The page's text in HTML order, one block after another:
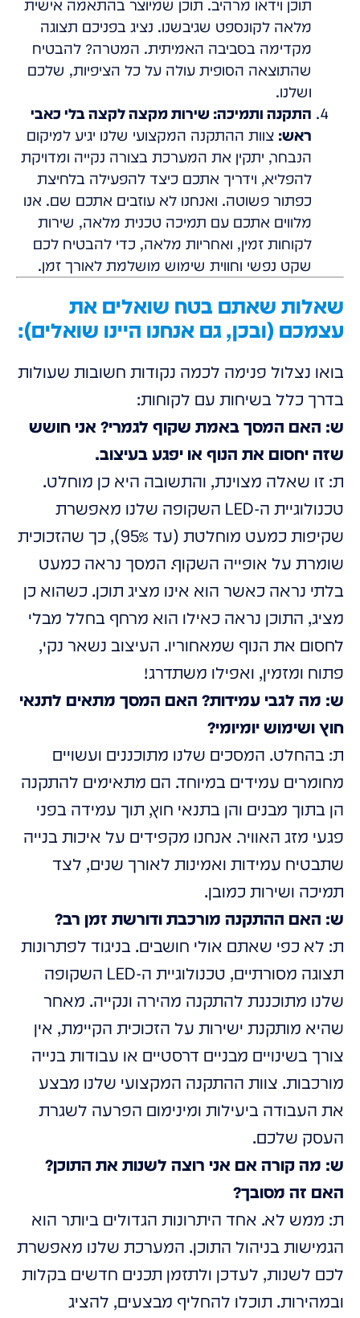
תוכן וידאו מרהיב. תוכן שמיוצר בהתאמה אישית
מלאה לקונספט שגיבשנו. נציג בפניכם תצוגה
מקדימה בסביבה האמיתית. המטרה? להבטיח
שהתוצאה הסופית עולה על כל הציפיות, שלכם
ושלנו.
התקנה ותמיכה: שירות מקצה לקצה בלי כאבי
ראש: צוות ההתקנה המקצועי שלנו יגיע למיקום
הנבחר, יתקין את המערכת בצורה נקייה ומדויקת
להפליא, וידריך אתכם כיצד להפעילה בלחיצת
כפתור פשוטה. ואנחנו לא עוזבים אתכם שם. אנו
מלווים אתכם עם תמיכה טכנית מלאה, שירות
לקוחות זמין, ואחריות מלאה, כדי להבטיח לכם
שקט נפשי וחווית שימוש מושלמת לאורך זמן.
שאלות שאתם בטח שואלים את
עצמכם (ובכן, גם אנחנו היינו שואלים):
בואו נצלול פנימה לכמה נקודות חשובות שעולות
בדרך כלל בשיחות עם לקוחות:
ש: האם המסך באמת שקוף לגמרי? אני חושש
שזה יחסום את הנוף או יפגע בעיצוב.
ת: זו שאלה מצוינת, והתשובה היא כן מוחלט.
טכנולוגיית ה-LED השקופה שלנו מאפשרת
שקיפות כמעט מוחלטת (עד 95%), כך שהזכוכית
שומרת על אופייה השקוף. המסך נראה כמעט
בלתי נראה כאשר הוא אינו מציג תוכן. כשהוא כן
מציג, התוכן נראה כאילו הוא מרחף בחלל מבלי
לחסום את הנוף שמאחוריו. העיצוב נשאר נקי,
פתוח ומזמין, ואפילו משתדרג!
ש: מה לגבי עמידות? האם המסך מתאים לתנאי
חוץ ושימוש יומיומי?
ת: בהחלט. המסכים שלנו מתוכננים ועשויים
מחומרים עמידים במיוחד. הם מתאימים להתקנה
הן בתוך מבנים והן בתנאי חוץ, תוך עמידה בפני
פגעי מזג האוויר. אנחנו מקפידים על איכות בנייה
שתבטיח עמידות ואמינות לאורך שנים, לצד
תמיכה ושירות כמובן.
ש: האם ההתקנה מורכבת ודורשת זמן רב?
ת: לא כפי שאתם אולי חושבים. בניגוד לפתרונות
תצוגה מסורתיים, טכנולוגיית ה-LED השקופה
שלנו מתוכננת להתקנה מהירה ונקייה. מאחר
שהיא מותקנת ישירות על הזכוכית הקיימת, אין
צורך בשינויים מבניים דרסטיים או עבודות בנייה
מורכבות. צוות ההתקנה המקצועי שלנו מבצע
את העבודה ביעילות ומינימום הפרעה לשגרת
העסק שלכם.
ש: מה קורה אם אני רוצה לשנות את התוכן?
האם זה מסובך?
ת: ממש לא. אחד היתרונות הגדולים ביותר הוא
הגמישות בניהול התוכן. המערכת שלנו מאפשרת
לכם לשנות, לעדכן ולתזמן תכנים חדשים בקלות
ובמהירות. תוכלו להחליף מבצעים, להציג